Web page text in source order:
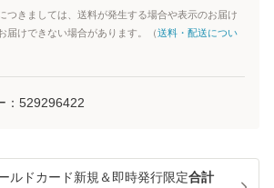
つきましては、送料が発生する場合や表示のお届け
届けできない場合があります。（送料・配送につい
529296422
ルドカード新規＆即時発行限定合計